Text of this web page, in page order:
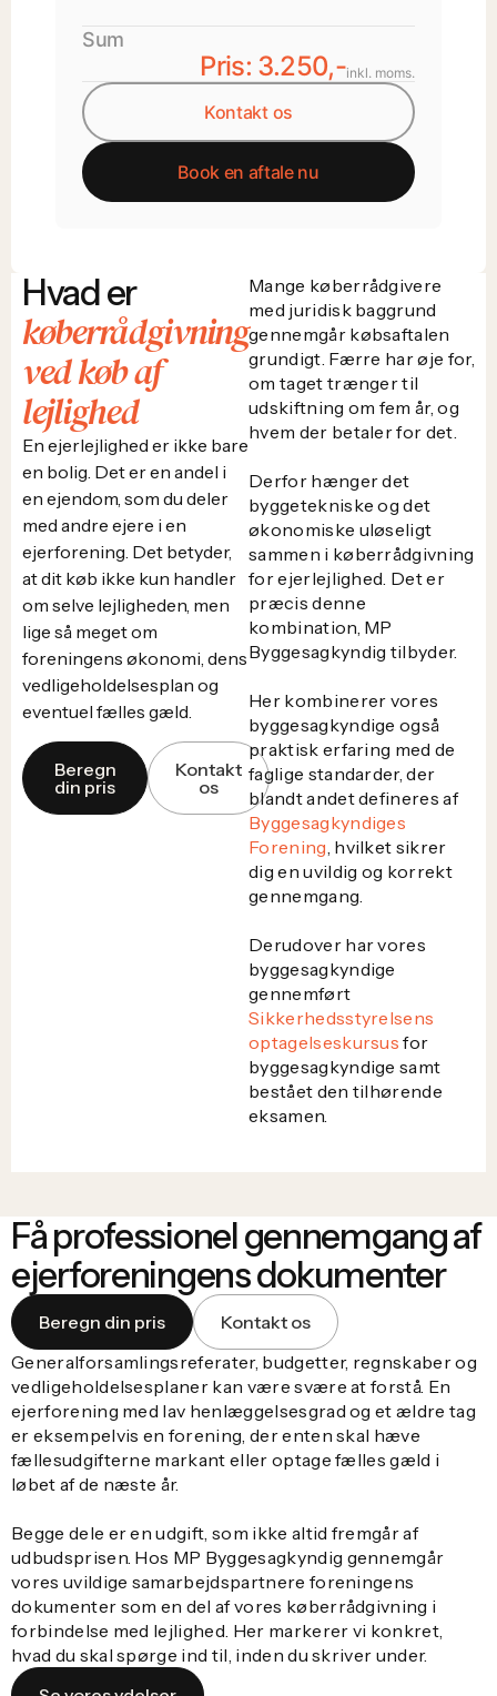
Sum
Pris: 3.250,-inkl. moms.
Kontakt os
Book en aftale nu
Hvad er
køberrådgivning
ved køb af
lejlighed
En ejerlejlighed er ikke bare
en bolig. Det er en andel i
en ejendom, som du deler
med andre ejere i en
ejerforening. Det betyder,
at dit køb ikke kun handler
om selve lejligheden, men
lige så meget om
foreningens økonomi, dens
vedligeholdelsesplan og
eventuel fælles gæld.
Beregn
din pris
Kontakt
os
Mange køberrådgivere
med juridisk baggrund
gennemgår købsaftalen
grundigt. Færre har øje for,
om taget trænger til
udskiftning om fem år, og
hvem der betaler for det.
Derfor hænger det
byggetekniske og det
økonomiske uløseligt
sammen i køberrådgivning
for ejerlejlighed. Det er
præcis denne
kombination, MP
Byggesagkyndig tilbyder.
Her kombinerer vores
byggesagkyndige også
praktisk erfaring med de
faglige standarder, der
blandt andet defineres af
Byggesagkyndiges
Forening, hvilket sikrer
dig en uvildig og korrekt
gennemgang.
Derudover har vores
byggesagkyndige
gennemført
Sikkerhedsstyrelsens
optagelseskursus for
byggesagkyndige samt
bestået den tilhørende
eksamen.
Få professionel gennemgang af
ejerforeningens dokumenter
Beregn din pris
Kontakt os
Generalforsamlingsreferater, budgetter, regnskaber og
vedligeholdelsesplaner kan være svære at forstå. En
ejerforening med lav henlæggelsesgrad og et ældre tag
er eksempelvis en forening, der enten skal hæve
fællesudgifterne markant eller optage fælles gæld i
løbet af de næste år.
Begge dele er en udgift, som ikke altid fremgår af
udbudsprisen. Hos MP Byggesagkyndig gennemgår
vores uvildige samarbejdspartnere foreningens
dokumenter som en del af vores køberrådgivning i
forbindelse med lejlighed. Her markerer vi konkret,
hvad du skal spørge ind til, inden du skriver under.